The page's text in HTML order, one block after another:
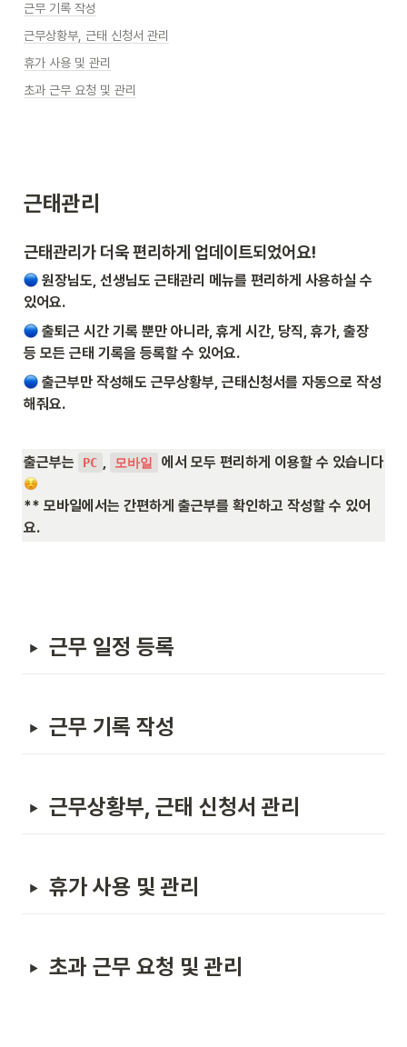
근무 기록 작성
근무상황부, 근태 신청서 관리
휴가 사용 및 관리
초과 근무 요청 및 관리
근태관리
근태관리가 더욱 편리하게 업데이트되었어요!
원장님도, 선생님도 근태관리 메뉴를 편리하게 사용하실 수
있어요.
출퇴근 시간 기록 뿐만 아니라, 휴게 시간, 당직, 휴가, 출장
등 모든 근태 기록을 등록할 수 있어요.
출근부만 작성해도 근무상황부, 근태신청서를 자동으로 작성
해줘요.
출근부는 PC , 모바일 에서 모두 편리하게 이용할 수 있습니다
** 모바일에서는 간편하게 출근부를 확인하고 작성할 수 있어
요.
근무 일정 등록
근무 기록 작성
근무상황부, 근태 신청서 관리
휴가 사용 및 관리
초과 근무 요청 및 관리